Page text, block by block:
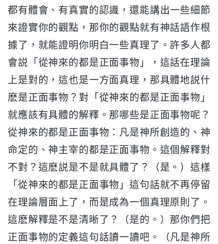
都有體會、有真實的認識，還能講出一些細節
來證實你的觀點，那你的觀點就有神話語作根
據了，就能證明你明白一些真理了。許多人都
會説「從神來的都是正面事物」，這話在理論
上是對的，這也是一方面真理，那具體地説什
麽是正面事物？對「從神來的都是正面事物」
就應該有具體的解釋。那哪些是正面事物呢？
從神來的都是正面事物：凡是神所創造的、神
命定的、神主宰的都是正面事物。這個解釋對
不對？這麽説是不是就具體了？（是。）這樣
「從神來的都是正面事物」這句話就不再停留
在理論層面上了，而是成為一個真理原則了。
這麽解釋是不是清晰了？（是的。）那你們把
正面事物的定義這句話讀一讀吧。（凡是神所